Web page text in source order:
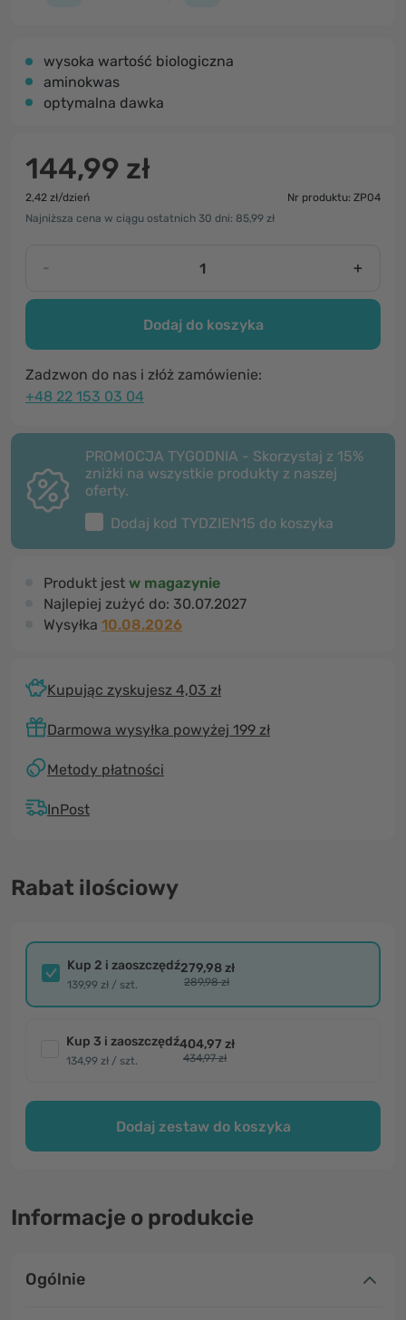
wysoka wartość biologiczna
aminokwas
optymalna dawka
144,99 zł
2,42 zł/dzień
Nr produktu: ZP04
Najniższa cena w ciągu ostatnich 30 dni: 85,99 zł
- +
Dodaj do koszyka
Zadzwon do nas i złóż zamówienie:
+48 22 153 03 04
PROMOCJA TYGODNIA - Skorzystaj z 15%
zniżki na wszystkie produkty z naszej
oferty.
Dodaj kod TYDZIEN15 do koszyka
Produkt jest w magazynie
Najlepiej zużyć do: 30.07.2027
Wysyłka 10.08.2026
Kupując zyskujesz 4,03 zł
Darmowa wysyłka powyżej 199 zł
Metody płatności
InPost
Rabat ilościowy
Kup 2 i zaoszczędź
139,99 zł / szt.
279,98 zł
289,98 zł
Kup 3 i zaoszczędź
134,99 zł / szt.
404,97 zł
434,97 zł
Dodaj zestaw do koszyka
Informacje o produkcie
Ogólnie